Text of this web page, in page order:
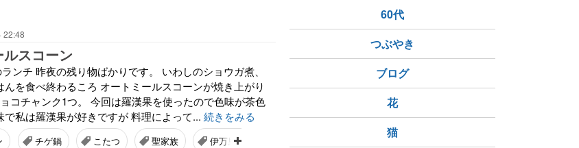
22:48
スコーン
ンチ 昨夜の残り物ばかりです。 いわしのショウガ煮、
を食べ終わるころ オートミールスコーンが焼き上がり
コチャンク1つ。 今回は羅漢果を使ったので色味が茶色
私は羅漢果が好きですが 料理によって... 続きをみる
チゲ鍋 こたつ 聖家族 伊万里焼
60代
つぶやき
ブログ
花
猫